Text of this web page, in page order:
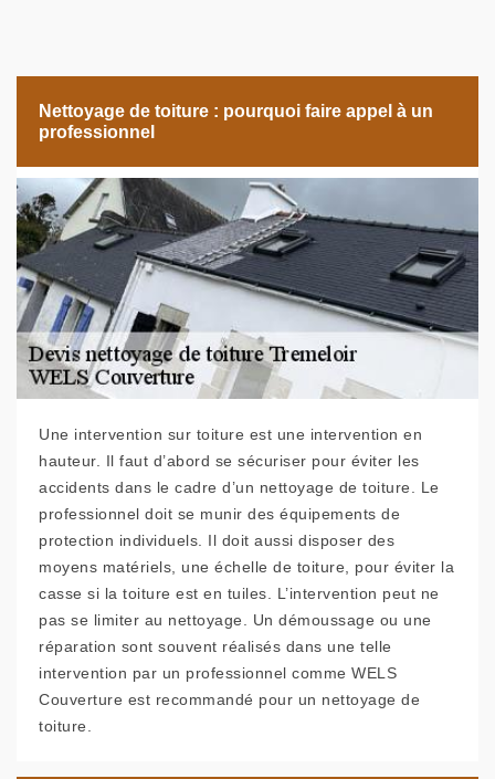
Nettoyage de toiture : pourquoi faire appel à un
professionnel
Une intervention sur toiture est une intervention en
hauteur. Il faut d’abord se sécuriser pour éviter les
accidents dans le cadre d’un nettoyage de toiture. Le
professionnel doit se munir des équipements de
protection individuels. Il doit aussi disposer des
moyens matériels, une échelle de toiture, pour éviter la
casse si la toiture est en tuiles. L’intervention peut ne
pas se limiter au nettoyage. Un démoussage ou une
réparation sont souvent réalisés dans une telle
intervention par un professionnel comme WELS
Couverture est recommandé pour un nettoyage de
toiture.